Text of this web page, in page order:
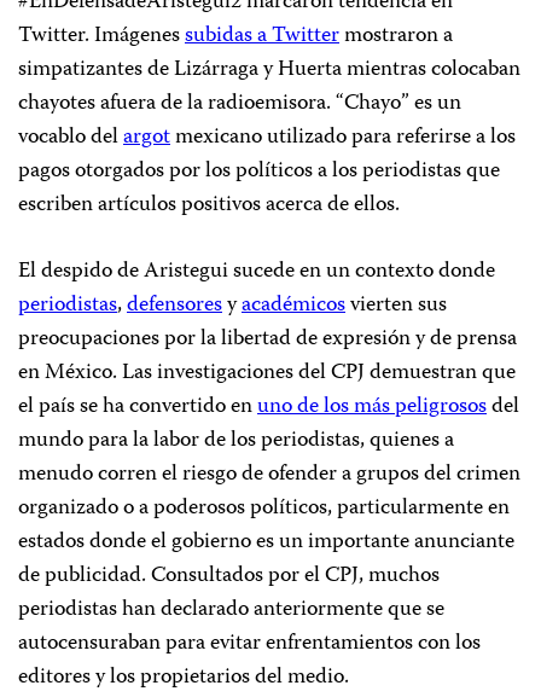
Twitter. Imágenessubidas a Twittermostraron a
simpatizantes de Lizárraga y Huerta mientras colocaban
chayotes afuera de la radioemisora. “Chayo” es un
vocablo delargotmexicano utilizado para referirse a los
pagos otorgados por los políticos a los periodistas que
escriben artículos positivos acerca de ellos.
El despido de Aristegui sucede en un contexto donde
periodistas,defensoresyacadémicosvierten sus
preocupaciones por la libertad de expresión y de prensa
en México. Las investigaciones del CPJ demuestran que
el país se ha convertido enuno de los más peligrososdel
mundo para la labor de los periodistas, quienes a
menudo corren el riesgo de ofender a grupos del crimen
organizado o a poderosos políticos, particularmente en
estados donde el gobierno es un importante anunciante
de publicidad. Consultados por el CPJ, muchos
periodistas han declarado anteriormente que se
autocensuraban para evitar enfrentamientos con los
editores y los propietarios del medio.